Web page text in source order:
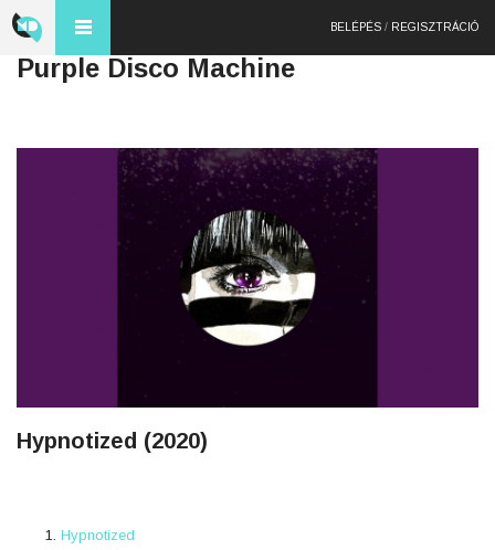
BELÉPÉS / REGISZTRÁCIÓ
Purple Disco Machine
Hypnotized (2020)
Hypnotized